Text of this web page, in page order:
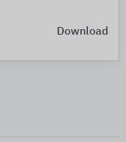
Download